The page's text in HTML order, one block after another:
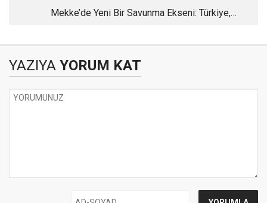
Mekke’de Yeni Bir Savunma Ekseni: Türkiye,
YAZIYA YORUM KAT